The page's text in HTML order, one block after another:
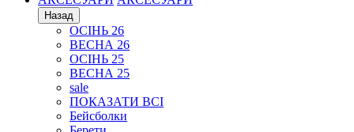
Назад
ОСІНЬ 26
ВЕСНА 26
ОСІНЬ 25
ВЕСНА 25
sale
ПОКАЗАТИ ВСІ
Бейсболки